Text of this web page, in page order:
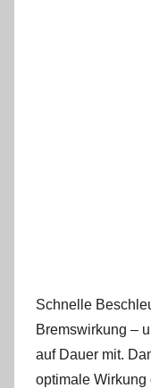
Schnelle
Bremswirkung –
auf Dauer mit.
optimale Wirkung